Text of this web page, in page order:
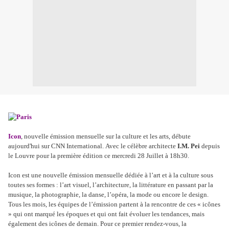
Icon, nouvelle émission mensuelle sur la culture et les arts, débute
aujourd'hui sur CNN International. Avec le célèbre architecte I.M. Pei depuis
le Louvre pour la première édition ce mercredi 28 Juillet à 18h30.
Icon est une nouvelle émission mensuelle dédiée à l’art et à la culture sous
toutes ses formes : l’art visuel, l’architecture, la littérature en passant par la
musique, la photographie, la danse, l’opéra, la mode ou encore le design.
Tous les mois, les équipes de l’émission partent à la rencontre de ces « icônes
» qui ont marqué les époques et qui ont fait évoluer les tendances, mais
également des icônes de demain. Pour ce premier rendez-vous, la